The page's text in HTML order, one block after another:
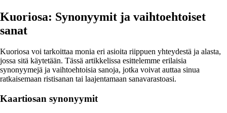
Kuoriosa: Synonyymit ja vaihtoehtoiset
sanat
Kuoriosa voi tarkoittaa monia eri asioita riippuen yhteydestä ja alasta,
jossa sitä käytetään. Tässä artikkelissa esittelemme erilaisia
synonyymejä ja vaihtoehtoisia sanoja, jotka voivat auttaa sinua
ratkaisemaan ristisanan tai laajentamaan sanavarastoasi.
Kaartiosan synonyymit